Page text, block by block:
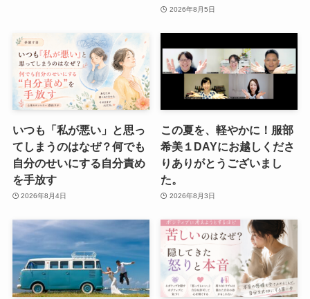
2026年8月5日
いつも「私が悪い」と思っ
てしまうのはなぜ？何でも
自分のせいにする自分責め
を手放す
2026年8月4日
この夏を、軽やかに！服部
希美１DAYにお越しくださ
りありがとうございまし
た。
2026年8月3日